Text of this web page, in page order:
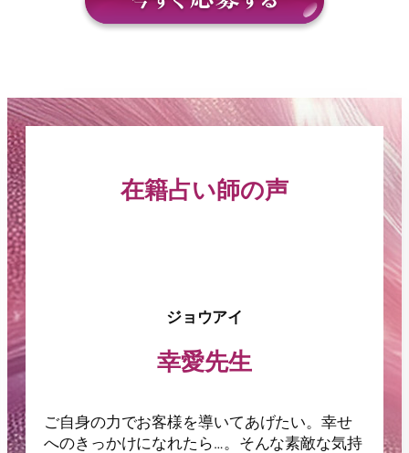
在籍占い師の声
ジョウアイ
幸愛先生
ご自身の力でお客様を導いてあげたい。幸せ
へのきっかけになれたら…。そんな素敵な気持